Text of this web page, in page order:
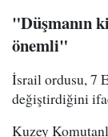
"Düşmanın
önemli"
İsrail ordusu, 7
değiştirdiğini
Kuzey